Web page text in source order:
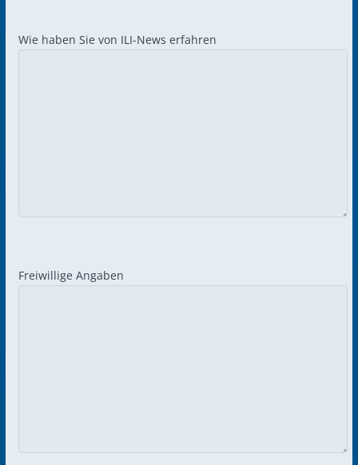
Wie haben Sie von ILI-News erfahren
Freiwillige Angaben